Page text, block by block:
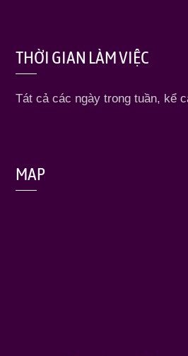
THỜI GIAN LÀM VIỆC
Tát cả các ngày trong tuần, kể
MAP